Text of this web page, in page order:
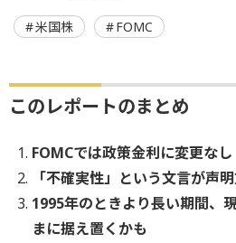
米国株 FOMC
このレポートのまとめ
FOMCでは政策金利に変更なし
「不確実性」という文言が声
1995年のときより長い期間、
まに据え置くかも